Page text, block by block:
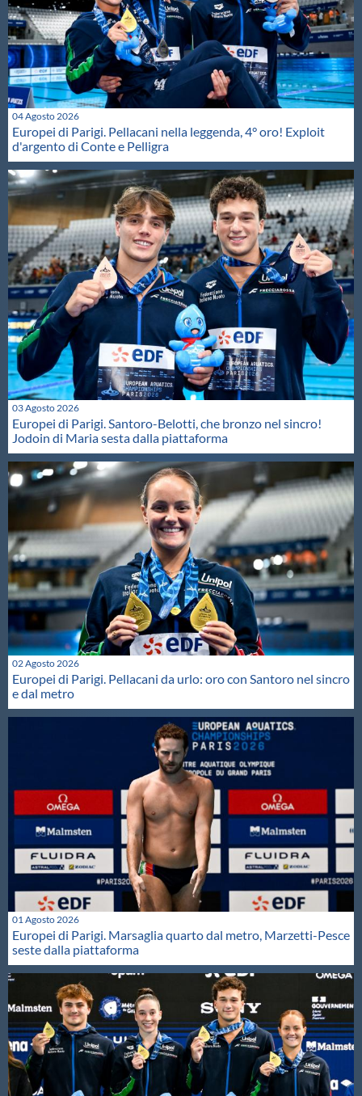
04 Agosto 2026
Europei di Parigi. Pellacani nella leggenda, 4° oro! Exploit
d'argento di Conte e Pelligra
03 Agosto 2026
Europei di Parigi. Santoro-Belotti, che bronzo nel sincro!
Jodoin di Maria sesta dalla piattaforma
02 Agosto 2026
Europei di Parigi. Pellacani da urlo: oro con Santoro nel sincro
e dal metro
01 Agosto 2026
Europei di Parigi. Marsaglia quarto dal metro, Marzetti-Pesce
seste dalla piattaforma